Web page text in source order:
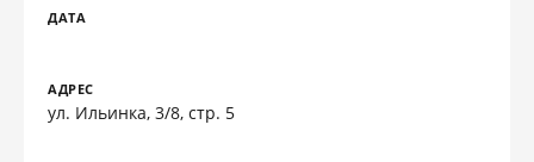
ДАТА
АДРЕС
ул. Ильинка, 3/8, стр. 5